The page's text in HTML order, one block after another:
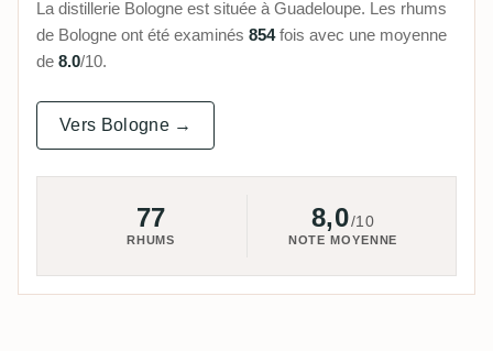
La distillerie Bologne est située à Guadeloupe. Les rhums
de Bologne ont été examinés 854fois avec une moyenne
de 8.0/10.
Vers Bologne →
77
RHUMS
8,0/10
NOTE MOYENNE